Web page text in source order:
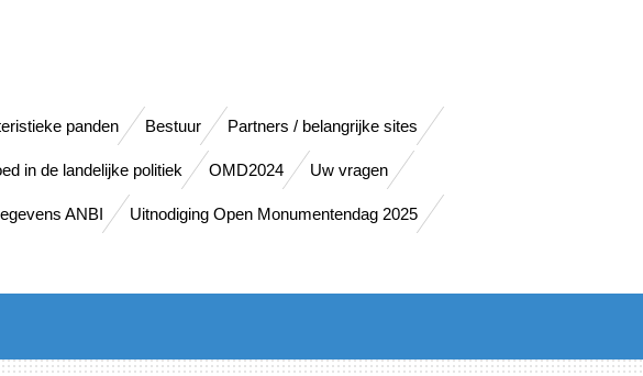
panden Bestuur Partners / belangrijke sites
in de landelijke politiek OMD2024 Uw vragen
ANBI Uitnodiging Open Monumentendag 2025